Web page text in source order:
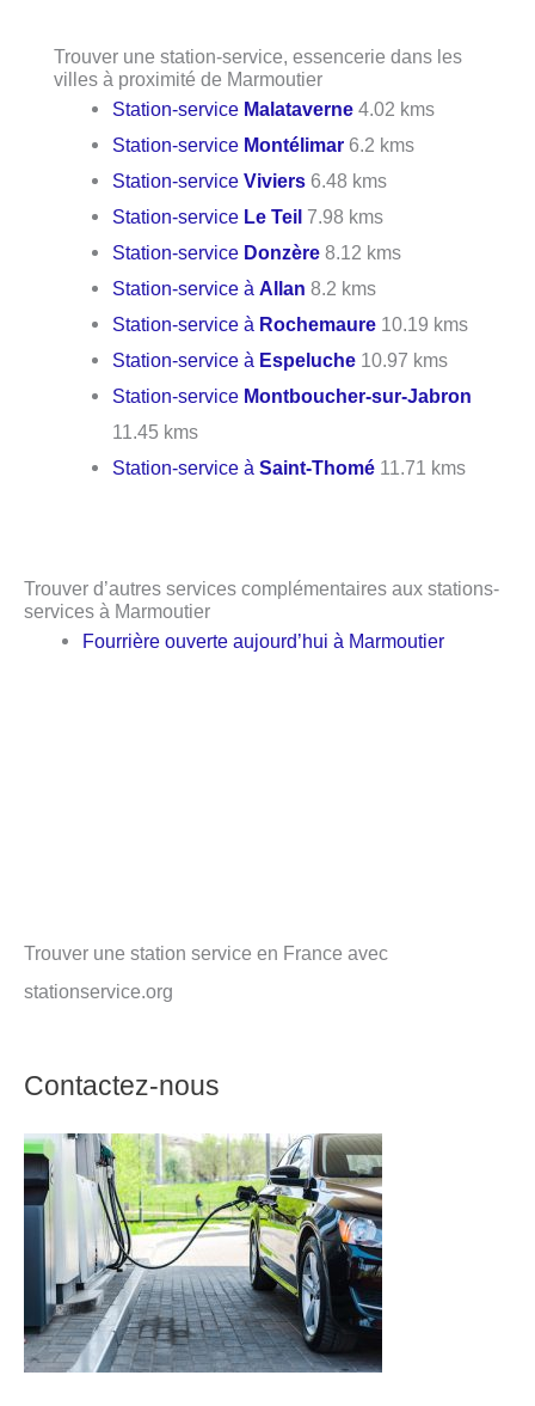
Trouver une station-service, essencerie dans les
villes à proximité de Marmoutier
Station-service Malataverne 4.02 kms
Station-service Montélimar 6.2 kms
Station-serviceViviers 6.48 kms
Station-service Le Teil 7.98 kms
Station-service Donzère 8.12 kms
Station-service àAllan 8.2 kms
Station-service à Rochemaure 10.19 kms
Station-service à Espeluche 10.97 kms
Station-service Montboucher-sur-Jabron
11.45 kms
Station-service àSaint-Thomé 11.71 kms
Trouver d’autres services complémentaires aux stations-
services à Marmoutier
Fourrière ouverte aujourd’hui à Marmoutier
Trouver une station service en France avec
stationservice.org
Contactez-nous